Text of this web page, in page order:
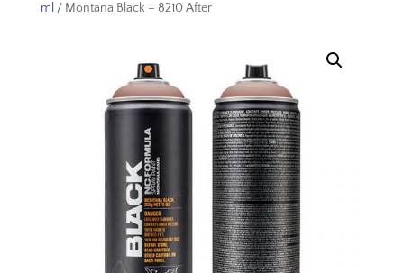
ml / Montana Black – 8210 After